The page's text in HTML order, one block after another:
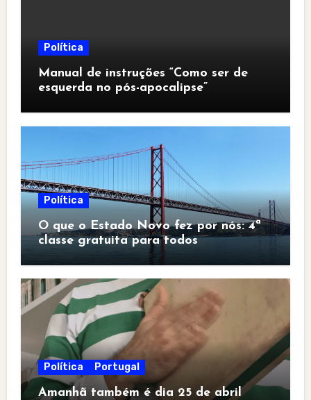
Política
Manual de instruções “Como ser de
esquerda no pós-apocalipse”
Política
O que o Estado Novo fez por nós: 4ª
classe gratuita para todos
Política Portugal
Amanhã também é dia 25 de abril